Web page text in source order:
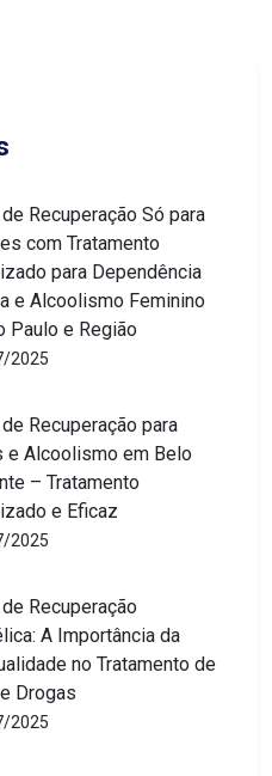
Recuperação Só para
com Tratamento
para Dependência
e Alcoolismo Feminino
Paulo e Região
2025
Recuperação para
e Alcoolismo em Belo
– Tratamento
e Eficaz
2025
Recuperação
A Importância da
no Tratamento de
Drogas
2025